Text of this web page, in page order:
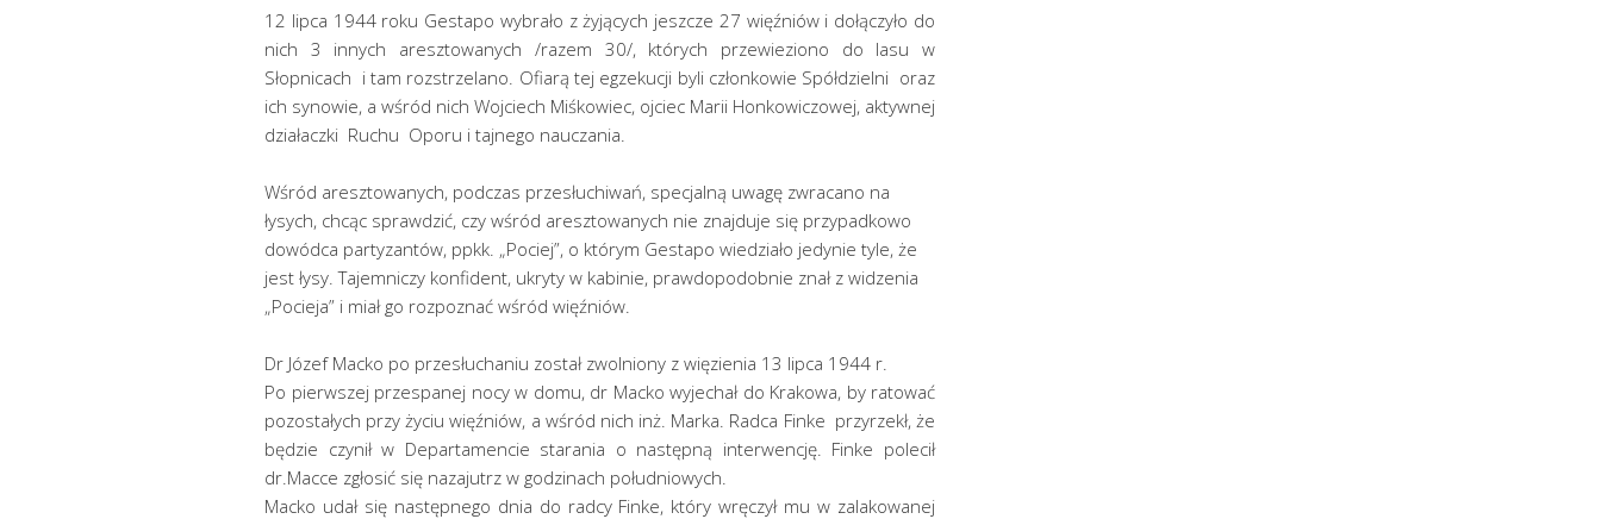
12 lipca 1944 roku Gestapo wybrało z żyjących jeszcze 27 więźniów i dołączyło do
nich 3 innych aresztowanych /razem 30/, których przewieziono do lasu w
Słopnicach i tam rozstrzelano. Ofiarą tej egzekucji byli członkowie Spółdzielni oraz
ich synowie, a wśród nich Wojciech Miśkowiec, ojciec Marii Honkowiczowej, aktywnej
działaczki Ruchu Oporu i tajnego nauczania.
Wśród aresztowanych, podczas przesłuchiwań, specjalną uwagę zwracano na
łysych, chcąc sprawdzić, czy wśród aresztowanych nie znajduje się przypadkowo
dowódca partyzantów, ppkk. „Pociej”, o którym Gestapo wiedziało jedynie tyle, że
jest łysy. Tajemniczy konfident, ukryty w kabinie, prawdopodobnie znał z widzenia
„Pocieja” i miał go rozpoznać wśród więźniów.
Dr Józef Macko po przesłuchaniu został zwolniony z więzienia 13 lipca 1944 r.
Po pierwszej przespanej nocy w domu, dr Macko wyjechał do Krakowa, by ratować
pozostałych przy życiu więźniów, a wśród nich inż. Marka. Radca Finke przyrzekł, że
będzie czynił w Departamencie starania o następną interwencję. Finke polecił
dr.Macce zgłosić się nazajutrz w godzinach południowych.
Macko udał się następnego dnia do radcy Finke, który wręczył mu w zalakowanej